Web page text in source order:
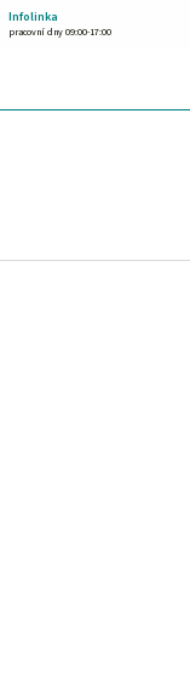
Infolinka
pracovní dny 09:00-17:00